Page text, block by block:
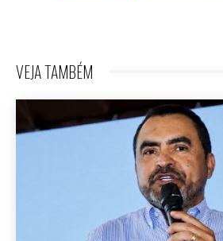
VEJA TAMBÉM